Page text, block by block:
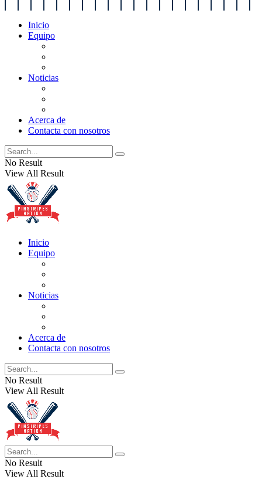
Inicio
Equipo
Noticias
Acerca de
Contacta con nosotros
No Result
View All Result
Inicio
Equipo
Noticias
Acerca de
Contacta con nosotros
No Result
View All Result
No Result
View All Result